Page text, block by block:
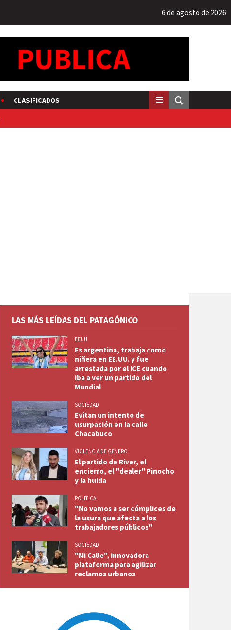
6 de agosto de 2026
CLASIFICADOS
LAS MÁS LEÍDAS DEL PATAGÓNICO
EEUU
Es argentina, trabaja como
niñera en EE.UU. y fue
arrestada por el ICE cuando
iba a ver un partido del
Mundial
SOCIEDAD
Evitan un intento de
usurpación en la calle
Chacabuco
VIOLENCIA DE GENERO
El partido de River, el
encierro, el "dealer" Pinocho
y la huida
POLITICA
"No vamos a ser cómplices de
la usura que afecta a los
trabajadores públicos"
SOCIEDAD
"Mi Calle", innovadora
plataforma para agilizar
reclamos urbanos